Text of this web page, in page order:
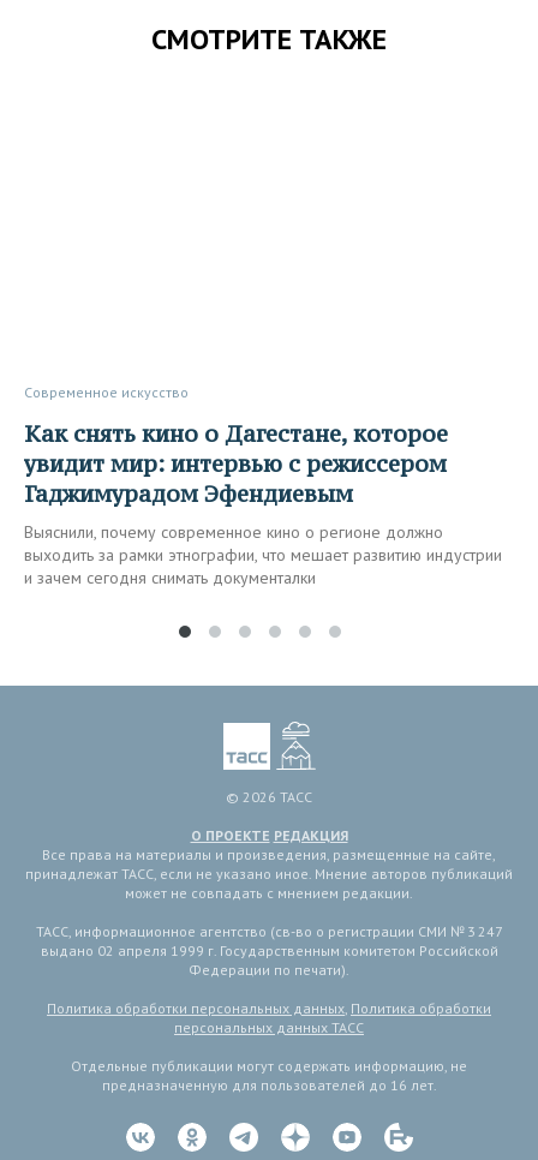
СМОТРИТЕ ТАКЖЕ
Современное искусство
Как снять кино о Дагестане, которое
увидит мир: интервью с режиссером
Гаджимурадом Эфендиевым
Выяснили, почему современное кино о регионе должно
выходить за рамки этнографии, что мешает развитию индустрии
и зачем сегодня снимать документалки
© 2026 ТАСС
О ПРОЕКТЕ РЕДАКЦИЯ
Все права на материалы и произведения, размещенные на сайте,
принадлежат ТАСС, если не указано иное. Мнение авторов публикаций
может не совпадать с мнением редакции.
ТАСС, информационное агентство (св-во о регистрации СМИ № 3 247
выдано 02 апреля 1999 г. Государственным комитетом Российской
Федерации по печати).
Политика обработки персональных данных Политика обработки
персональных данных ТАСС
Отдельные публикации могут содержать информацию, не
предназначенную для пользователей до 16 лет.